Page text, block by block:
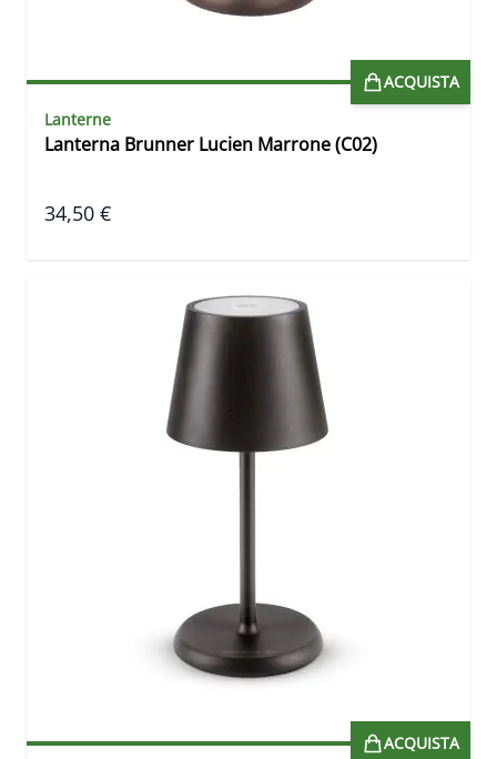
ACQUISTA
Lanterne
Lanterna Brunner Lucien Marrone (C02)
34,50 €
ACQUISTA